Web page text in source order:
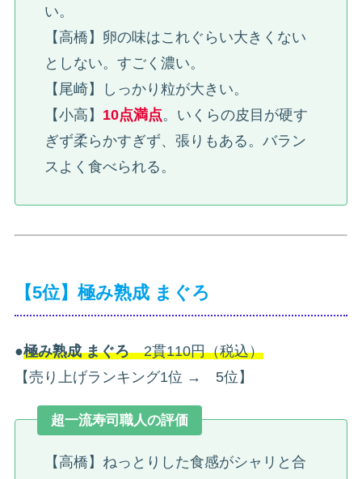
い。
【高橋】卵の味はこれぐらい大きくない
としない。すごく濃い。
【尾崎】しっかり粒が大きい。
【小高】 10点満点。いくらの皮目が硬す
ぎず柔らかすぎず、張りもある。バラン
スよく食べられる。
【5位】極み熟成 まぐろ
●極み熟成 まぐろ2貫110円（税込）
【売り上げランキング1位 → 5位】
超一流寿司職人の評価
【高橋】ねっとりした食感がシャリと合